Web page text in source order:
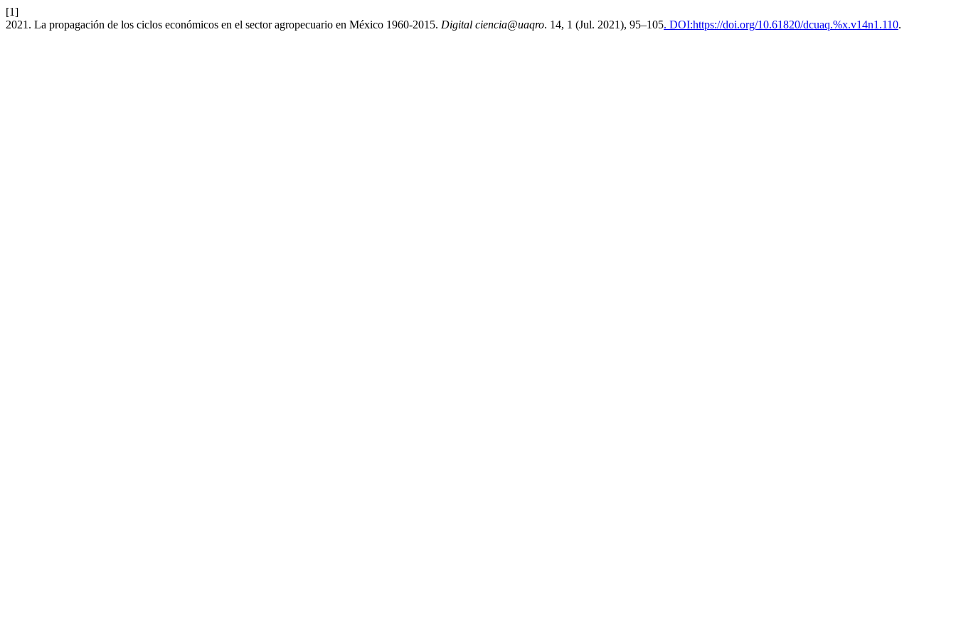
[1]
2021. La propagación de los ciclos económicos en el sector agropecuario en México 1960-2015. Digital ciencia@uaqro. 14, 1 (Jul. 2021), 95–105. DOI:https://doi.org/10.61820/dcuaq.%x.v14n1.110.